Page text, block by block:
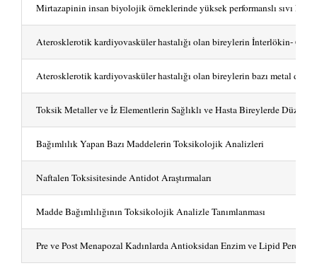
Mirtazapinin insan biyolojik örneklerinde yüksek performanslı sıvı
Aterosklerotik kardiyovasküler hastalığı olan bireylerin İnterlökin- 6 ve
Aterosklerotik kardiyovasküler hastalığı olan bireylerin bazı metal
Toksik Metaller ve İz Elementlerin Sağlıklı ve Hasta Bireylerde
Bağımlılık Yapan Bazı Maddelerin Toksikolojik Analizleri
Naftalen Toksisitesinde Antidot Araştırmaları
Madde Bağımlılığının Toksikolojik Analizle Tanımlanması
Pre ve Post Menapozal Kadınlarda Antioksidan Enzim ve Lipid